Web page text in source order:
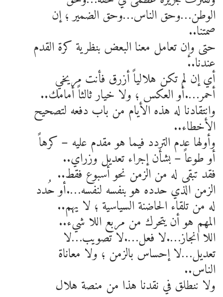
الوطن…وحق الناس…وحق الضمير ؛ إن
صمتنا..
حتى وإن تعامل معنا البعض بنظرية كرة القدم
عندنا..
أي إن لم تكن هلالياً أزرق فأنت مريخي
أحمر….أو العكس ؛ ولا خيار ثالثاً أمامك..
وانتقادنا له هذه الأيام من باب دفعه لتصحيح
الأخطاء..
وأولها عدم التردد فيما هو مقدم عليه – كرهاً
أو طوعاً – بشأن إجراء تعديل وزراي..
فقد تبقى له من الزمن نحو أسبوع فقط..
الزمن الذي حدده هو بنفسه لنفسه….أو حُدد
له من تلقاء الحاضنة السياسية ؛ لا يهم..
المهم هو أن يتحرك من مربع اللا شيء..
اللا انجاز….لا فعل….لا تصويب…لا
تعديل…لا إحساس بالزمن ؛ ولا معاناة
الناس..
ولا ننطلق في نقدنا هذا من منصة هلال